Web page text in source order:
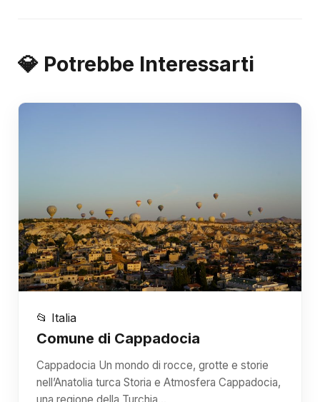
💎 Potrebbe Interessarti
📂 Italia
Comune di Cappadocia
Cappadocia Un mondo di rocce, grotte e storie
nell’Anatolia turca Storia e Atmosfera Cappadocia,